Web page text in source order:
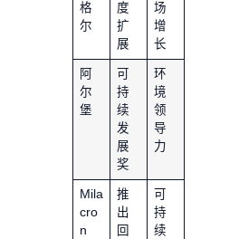
格
尔
度
扩
展
场
增
长
阿
尔
堡
可
持
续
发
展
奖
环
境
领
导
力
Mila
cro
n
推
出
回
可
持
续